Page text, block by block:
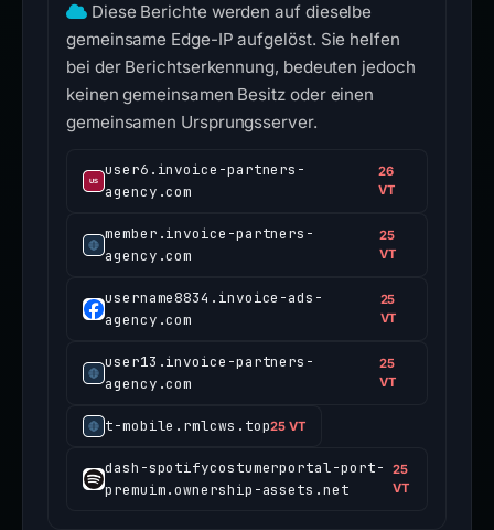
Diese Berichte werden auf dieselbe
gemeinsame Edge-IP aufgelöst. Sie helfen
bei der Berichtserkennung, bedeuten jedoch
keinen gemeinsamen Besitz oder einen
gemeinsamen Ursprungsserver.
user6.invoice-partners-
agency.com
26
VT
member.invoice-partners-
agency.com
25
VT
username8834.invoice-ads-
agency.com
25
VT
user13.invoice-partners-
agency.com
25
VT
t-mobile.rmlcws.top25 VT
dash-spotifycostumerportal-port-
premuim.ownership-assets.net
25
VT